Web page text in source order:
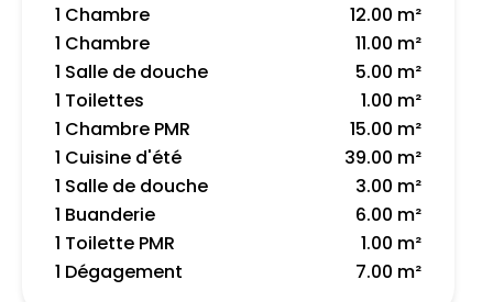
1 Chambre
12.00 m²
1 Chambre
11.00 m²
1 Salle de douche
5.00 m²
1 Toilettes
1.00 m²
1 Chambre PMR
15.00 m²
1 Cuisine d'été
39.00 m²
1 Salle de douche
3.00 m²
1 Buanderie
6.00 m²
1 Toilette PMR
1.00 m²
1 Dégagement
7.00 m²